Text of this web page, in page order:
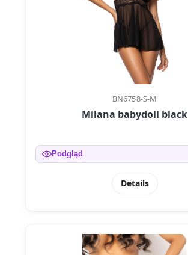
BN6758-S-M
Milana babydoll black
Podgląd
Details